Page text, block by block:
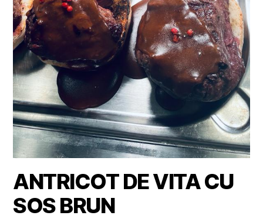
ANTRICOT DE VITA CU
SOS BRUN